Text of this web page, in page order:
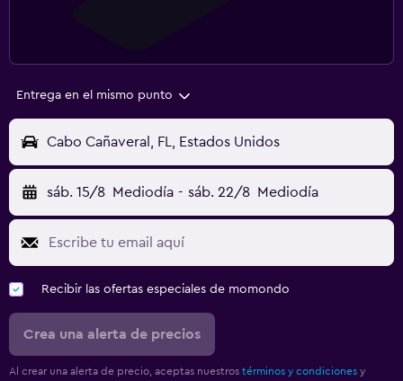
Entrega en el mismo punto
Cabo Cañaveral, FL, Estados Unidos
sáb. 15/8 Mediodía - sáb. 22/8 Mediodía
Recibir las ofertas especiales de momondo
Crea una alerta de precios
Al crear una alerta de precio, aceptas nuestros términos y condiciones y